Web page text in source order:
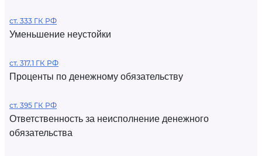
ст. 333 ГК РФ
Уменьшение неустойки
ст. 317.1 ГК РФ
Проценты по денежному обязательству
ст. 395 ГК РФ
Ответственность за неисполнение денежного
обязательства